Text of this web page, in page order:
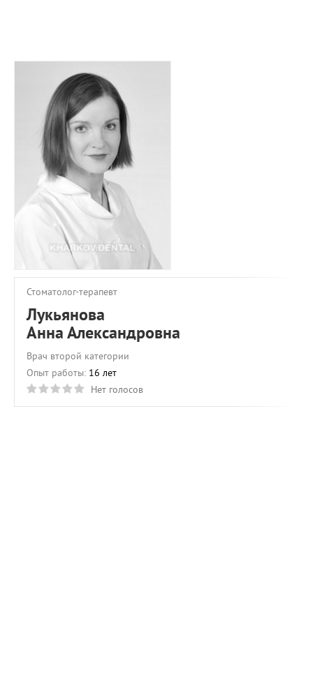
О ПРОЕКТЕ
ОБРАТНАЯ СВЯЗЬ
Стоматолог-терапевт
Лукьянова
Анна Александровна
Врач второй категории
Опыт работы: 16 лет
Нет голосов